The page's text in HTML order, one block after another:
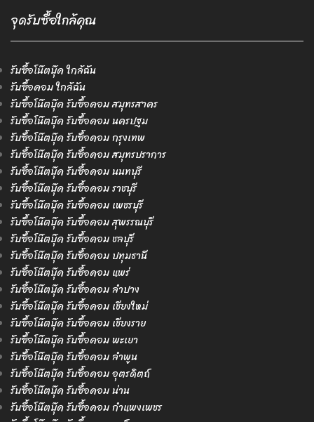
จุดรับซื้อใกล้คุณ
รับซื้อโน๊ตบุ๊ค ใกล้ฉัน
รับซื้อคอม ใกล้ฉัน
รับซื้อโน๊ตบุ๊ค รับซื้อคอม สมุทรสาคร
รับซื้อโน๊ตบุ๊ค รับซื้อคอม นครปฐม
รับซื้อโน๊ตบุ๊ค รับซื้อคอม กรุงเทพ
รับซื้อโน๊ตบุ๊ค รับซื้อคอม สมุทรปราการ
รับซื้อโน๊ตบุ๊ค รับซื้อคอม นนทบุรี
รับซื้อโน๊ตบุ๊ค รับซื้อคอม ราชบุรี
รับซื้อโน๊ตบุ๊ค รับซื้อคอม เพชรบุรี
รับซื้อโน๊ตบุ๊ค รับซื้อคอม สุพรรณบุรี
รับซื้อโน๊ตบุ๊ค รับซื้อคอม ชลบุรี
รับซื้อโน๊ตบุ๊ค รับซื้อคอม ปทุมธานี
รับซื้อโน๊ตบุ๊ค รับซื้อคอม แพร่
รับซื้อโน๊ตบุ๊ค รับซื้อคอม ลำปาง
รับซื้อโน๊ตบุ๊ค รับซื้อคอม เชียงใหม่
รับซื้อโน๊ตบุ๊ค รับซื้อคอม เชียงราย
รับซื้อโน๊ตบุ๊ค รับซื้อคอม พะเยา
รับซื้อโน๊ตบุ๊ค รับซื้อคอม ลำพูน
รับซื้อโน๊ตบุ๊ค รับซื้อคอม อุตรดิตถ์
รับซื้อโน๊ตบุ๊ค รับซื้อคอม น่าน
รับซื้อโน๊ตบุ๊ค รับซื้อคอม กำแพงเพชร